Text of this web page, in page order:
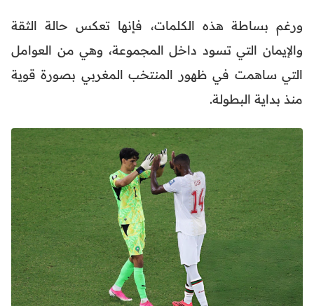
ورغم بساطة هذه الكلمات، فإنها تعكس حالة الثقة
والإيمان التي تسود داخل المجموعة، وهي من العوامل
التي ساهمت في ظهور المنتخب المغربي بصورة قوية
منذ بداية البطولة.